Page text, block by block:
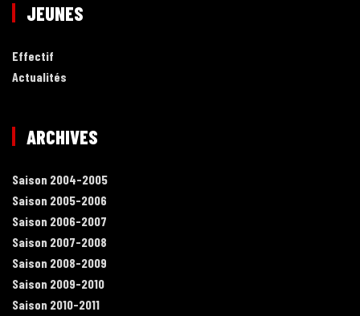
JEUNES
Effectif
Actualités
ARCHIVES
Saison 2004-2005
Saison 2005-2006
Saison 2006-2007
Saison 2007-2008
Saison 2008-2009
Saison 2009-2010
Saison 2010-2011